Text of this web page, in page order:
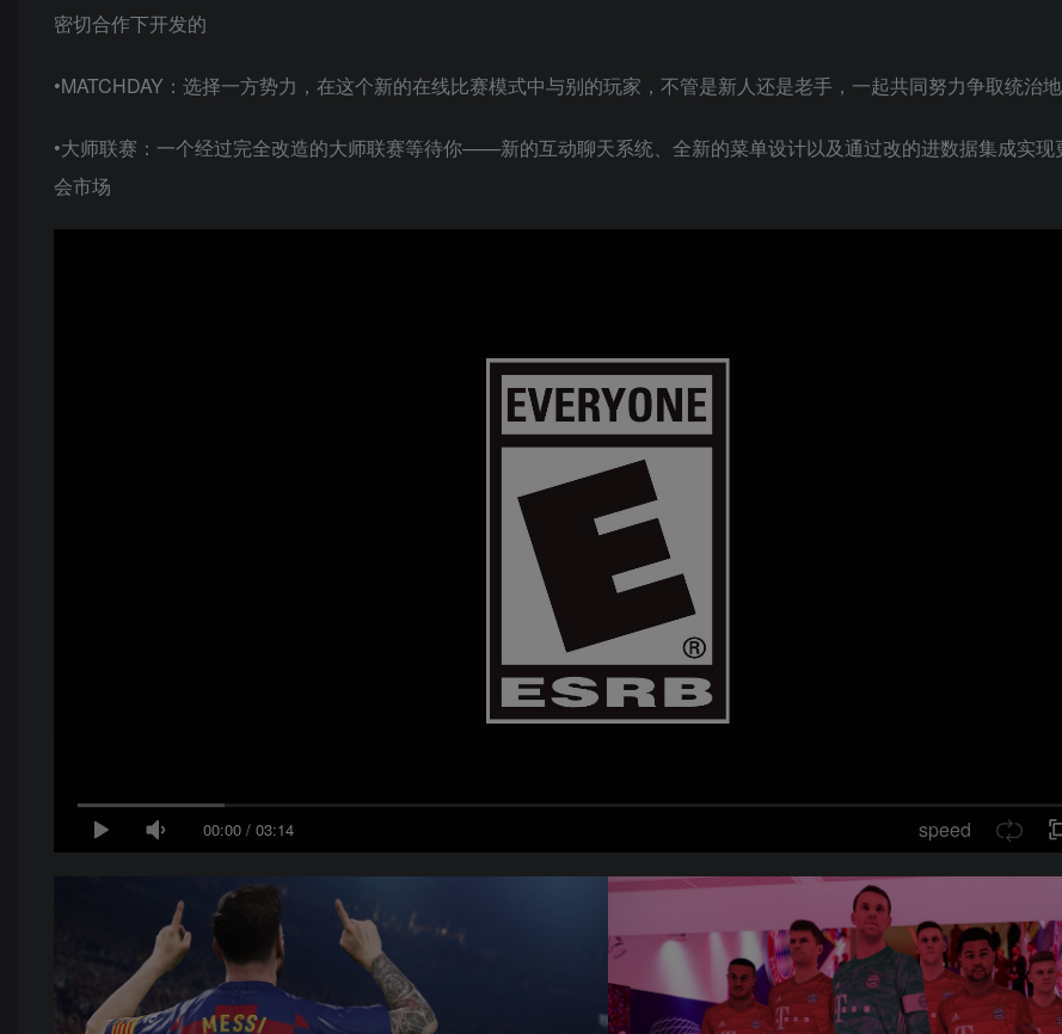
密切合作下开发的
•MATCHDAY：选择一方势力，在这个新的在线比赛模式中与别的玩家，不管是新人还是老手，一起共同努力争取统治
•大师联赛：一个经过完全改造的大师联赛等待你——新的互动聊天系统、全新的菜单设计以及通过改的进数据集成实现
会市场
00:00 / 03:14 speed